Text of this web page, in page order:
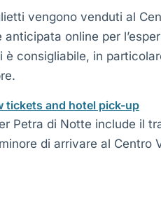
vengono venduti al
online per
è consigliabile, in
tickets and hotel pick-up
Petra di Notte include il
di arrivare al